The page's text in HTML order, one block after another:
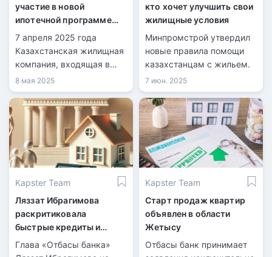
участие в новой
ипотечной программе
«Орда Аймақ»
7 апреля 2025 года
Казахстанская жилищная
компания, входящая в
состав холдинга
«Байтерек», объявила о
запуске новой ипотечной
программы под
названием «Орда Аймақ».
8 мая 2025
кто хочет улучшить свои
жилищные условия
Минпромстрой утвердил
новые правила помощи
казахстанцам с жильем.
7 июн. 2025
Kapster Team
Ляззат Ибрагимова
раскритиковала
быстрые кредиты и
рассказала о
долгосрочных рисках
Глава «Отбасы банка»
Kapster Team
Старт продаж квартир
объявлен в области
Жетысу
Отбасы банк принимает